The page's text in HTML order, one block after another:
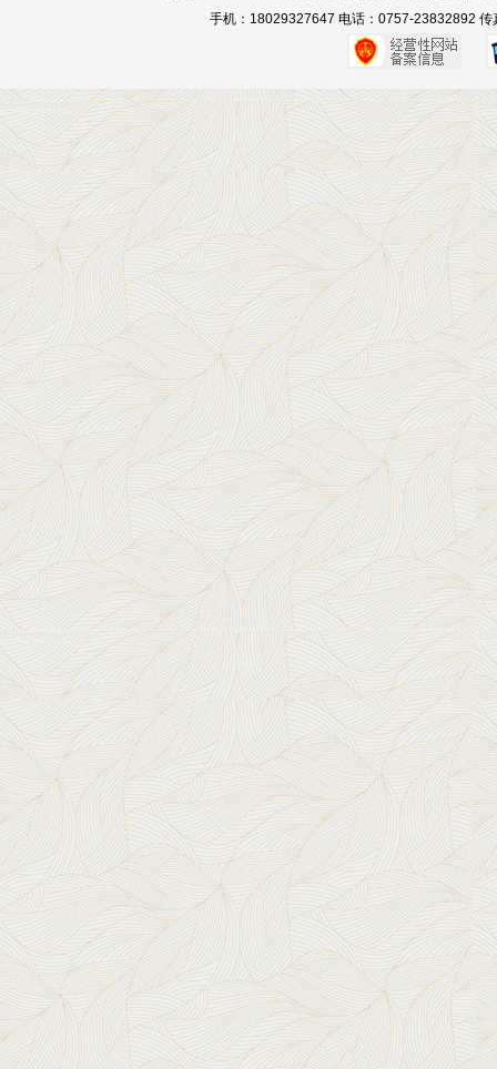
手机：18029327647 电话：0757-23832892